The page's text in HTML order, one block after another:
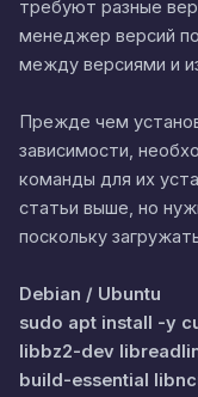
требуют разные
менеджер версий
между версиями и
Прежде чем
зависимости,
команды для их
статьи выше, но
поскольку
Debian / Ubuntu
sudo apt install -y
libbz2-dev
build-essential